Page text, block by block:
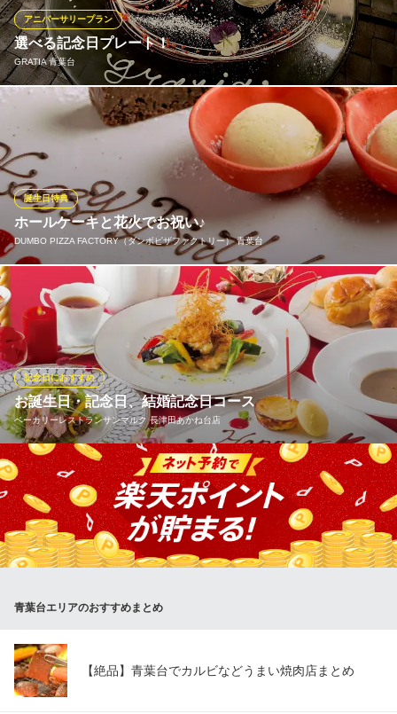
紅茶／トリュフショコラ ※内容は季節の食材によって異なりま
す。
※こちらは夜のみのこだわりです。
キャトル フイユ
ワインとフレンチ
東急田園都市線藤が丘駅正面口 徒歩3分
神奈川県横浜市青葉区藤が丘2-3-3 第2飯田ビル2F
選べる記念日プレート！
GRATIA 青葉台
アニバーサリープラン
お誕生日や結婚記念日など、GRATIAで大切な方と特別な時間を過
ごしてみませんか。 事前に内容をお伝えいただけましたら、ご要
望に合わせたメッセージをプレートに添えてお出し致します。 食
事の最後を飾る特別な一品で、思い出に残るひと時をお楽しみ頂
ければと思います。
GRATIA 青葉台
東急田園都市線青葉台駅 徒歩5分
神奈川県横浜市青葉区青葉台2-11-23
ホールケーキと花火でお祝い♪
DUMBO PIZZA FACTORY（ダンボピザファクトリー） 青葉台
誕生日特典
【誕生日、記念日のサプライズに◎】ホールケーキと花火でお祝
いします♪2日前までの要ご予約で 2,200円
DUMBO PIZZA FACTORY（ダンボピザファクトリー） 青葉
台
青葉台・ピザ・ビール
東急田園都市線青葉台駅北口 徒歩3分
神奈川県横浜市青葉区青葉台2-6-4 ユータカラヤ青葉台ビル1F
お誕生日・記念日、結婚記念日コース
ベーカリーレストランサンマルク 長津田あかね台店
記念日におすすめ
誕生日、結婚記念日にオススメのコースを多数ご用意しておりま
す。事前にお申し付けいただければ、名入れデザートもご用意。
大切な記念日に、サンマルク自慢のコースと焼き立てパンをどう
ぞ！
東急田園都市線長津田駅北口 徒歩20分
青葉台エリアのおすすめまとめ
【絶品】青葉台でカルビなどうまい焼肉店まとめ